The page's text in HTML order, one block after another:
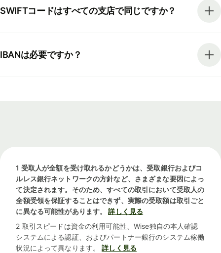
SWIFTコードはすべての支店で同じですか？
IBANは必要ですか？
1 受取人が全額を受け取れるかどうかは、受取銀行およびコ
ルレス銀行ネットワークの方針など、さまざまな要因によっ
て決定されます。そのため、すべての取引において受取人の
全額受領を保証することはできず、実際の受取額は取引ごと
に異なる可能性があります。
詳しく見る
2 取引スピードは資金の利用可能性、Wise独自の本人確認
システムによる認証、およびパートナー銀行のシステム稼働
状況によって異なります。
詳しく見る